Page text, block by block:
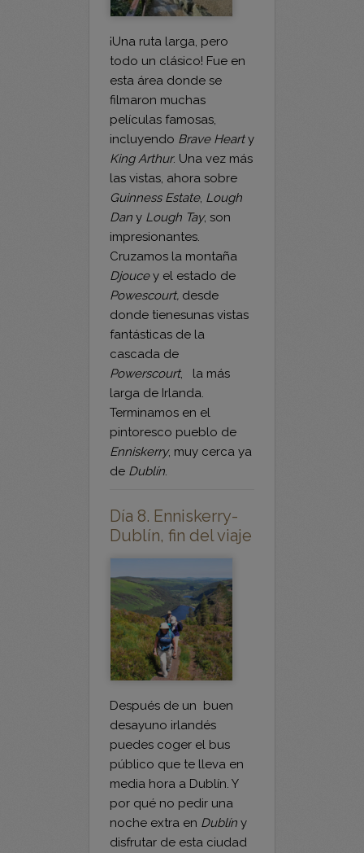
esta área donde se
filmaron muchas
películas famosas,
incluyendoBrave Heart
King Arthur. Una vez más
las vistas, ahora sobre
Guinness Estate, Lough
DanyLough Tay , son
impresionantes.
Cruzamos la montaña
Djoucey el estado de
Powescourt, desde
donde tienesunas vistas
fantásticas de la
cascada de
Powerscourt, la más
larga de Irlanda.
Terminamos en el
pintoresco pueblo de
Enniskerry, muy cerca ya
deDublín.
Día 8. Enniskerry-
Después de un buen
puedes coger el bus
público que te lleva en
media hora a Dublín. Y
por qué no pedir una
noche extra enDublíny
disfrutar de esta ciudad
y sus famosos pubs…
Visita la antigua prisión